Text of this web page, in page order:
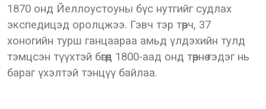
1870 онд Йеллоустоуны бүс нутгийг судлах
экспедицэд оролцжээ. Гэвч тэр төөрч, 37
хоногийн турш ганцаараа амьд үлдэхийн тулд
тэмцсэн түүхтэй бөгөөд 1800-аад онд төөрнө гэдэг нь
бараг үхэлтэй тэнцүү байлаа.